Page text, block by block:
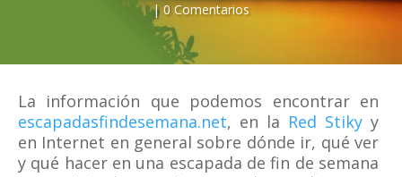
|0 Comentarios
La información que podemos encontrar en
escapadasfindesemana.net, en la Red Stikyy
en Internet en general sobre dónde ir, qué ver
y qué hacer en una escapada de fin de semana